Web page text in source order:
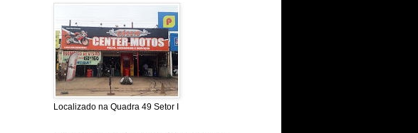
Localizado na Quadra 49 Setor I